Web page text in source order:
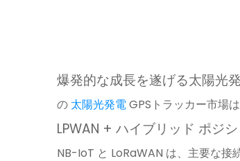
爆発的な成長を遂げる太陽光
の 太陽光発電GPSトラッカー市場
LPWAN + ハイブリッド ポジ
NB-IoT と LoRaWAN は、主要な接